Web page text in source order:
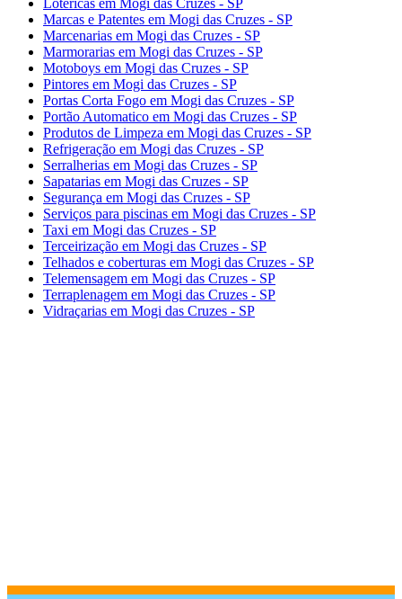
Marcas e Patentes em Mogi das Cruzes - SP
Marcenarias em Mogi das Cruzes - SP
Marmorarias em Mogi das Cruzes - SP
Motoboys em Mogi das Cruzes - SP
Pintores em Mogi das Cruzes - SP
Portas Corta Fogo em Mogi das Cruzes - SP
Portão Automatico em Mogi das Cruzes - SP
Produtos de Limpeza em Mogi das Cruzes - SP
Refrigeração em Mogi das Cruzes - SP
Serralherias em Mogi das Cruzes - SP
Sapatarias em Mogi das Cruzes - SP
Segurança em Mogi das Cruzes - SP
Serviços para piscinas em Mogi das Cruzes - SP
Taxi em Mogi das Cruzes - SP
Terceirização em Mogi das Cruzes - SP
Telhados e coberturas em Mogi das Cruzes - SP
Telemensagem em Mogi das Cruzes - SP
Terraplenagem em Mogi das Cruzes - SP
Vidraçarias em Mogi das Cruzes - SP